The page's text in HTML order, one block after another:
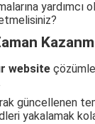
yardımcı
website
güncellenen
yakalamak